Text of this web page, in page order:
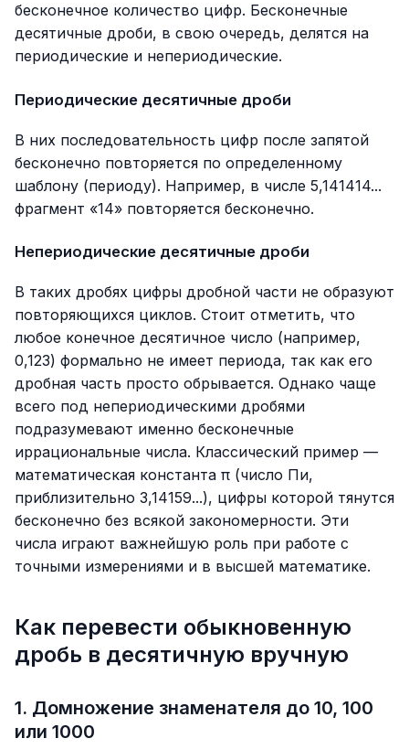
бесконечное количество цифр. Бесконечные
десятичные дроби, в свою очередь, делятся на
периодические и непериодические.
Периодические десятичные дроби
В них последовательность цифр после запятой
бесконечно повторяется по определенному
шаблону (периоду). Например, в числе 5,141414...
фрагмент «14» повторяется бесконечно.
Непериодические десятичные дроби
В таких дробях цифры дробной части не образуют
повторяющихся циклов. Стоит отметить, что
любое конечное десятичное число (например,
0,123) формально не имеет периода, так как его
дробная часть просто обрывается. Однако чаще
всего под непериодическими дробями
подразумевают именно бесконечные
иррациональные числа. Классический пример —
математическая константа π (число Пи,
приблизительно 3,14159...), цифры которой тянутся
бесконечно без всякой закономерности. Эти
числа играют важнейшую роль при работе с
точными измерениями и в высшей математике.
Как перевести обыкновенную
дробь в десятичную вручную
1. Домножение знаменателя до 10, 100
или 1000